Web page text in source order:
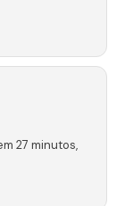
27 minutos,